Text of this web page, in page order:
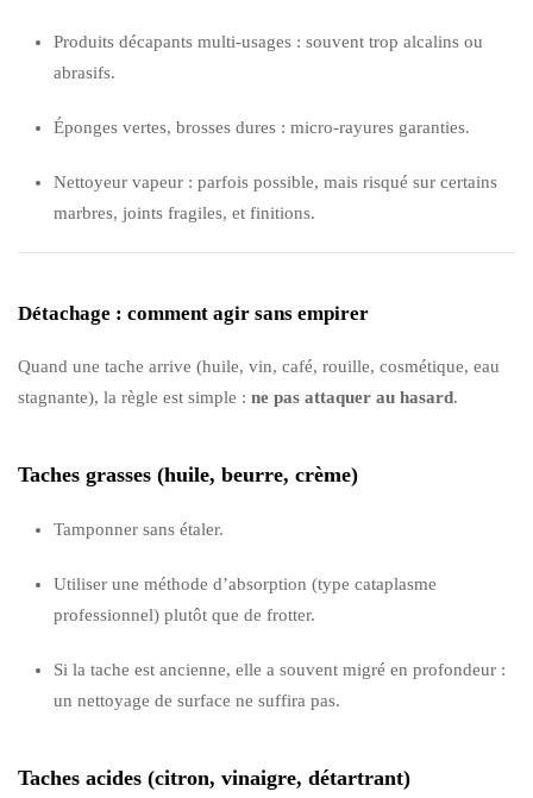
Produits décapants multi-usages : souvent trop alcalins ou
abrasifs.
Éponges vertes, brosses dures : micro-rayures garanties.
Nettoyeur vapeur : parfois possible, mais risqué sur certains
marbres, joints fragiles, et finitions.
Détachage : comment agir sans empirer
Quand une tache arrive (huile, vin, café, rouille, cosmétique, eau
stagnante), la règle est simple : ne pas attaquer au hasard.
Taches grasses (huile, beurre, crème)
Tamponner sans étaler.
Utiliser une méthode d’absorption (type cataplasme
professionnel) plutôt que de frotter.
Si la tache est ancienne, elle a souvent migré en profondeur :
un nettoyage de surface ne suffira pas.
Taches acides (citron, vinaigre, détartrant)